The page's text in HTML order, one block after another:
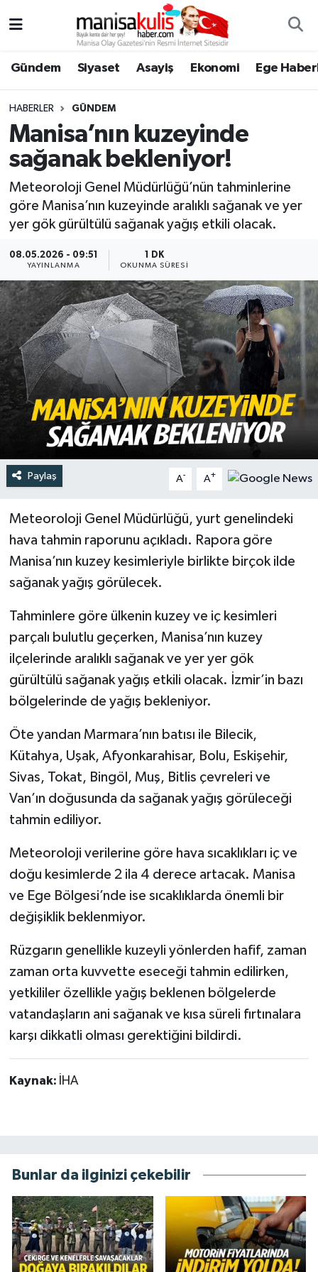
Gündem Siyaset Asayiş Ekonomi Ege
HABERLER GÜNDEM
Manisa’nın kuzeyinde
sağanak bekleniyor!
Meteoroloji Genel Müdürlüğü’nün tahminlerine
göre Manisa’nın kuzeyinde aralıklı sağanak ve yer
yer gök gürültülü sağanak yağış etkili olacak.
08.05.2026 - 09:51
YAYINLANMA
1 DK
OKUNMA SÜRESI
Paylaş A- A+
Meteoroloji Genel Müdürlüğü, yurt genelindeki
hava tahmin raporunu açıkladı. Rapora göre
Manisa’nın kuzey kesimleriyle birlikte birçok ilde
sağanak yağış görülecek.
Tahminlere göre ülkenin kuzey ve iç kesimleri
parçalı bulutlu geçerken, Manisa’nın kuzey
ilçelerinde aralıklı sağanak ve yer yer gök
gürültülü sağanak yağış etkili olacak. İzmir’in bazı
bölgelerinde de yağış bekleniyor.
Öte yandan Marmara’nın batısı ile Bilecik,
Kütahya, Uşak, Afyonkarahisar, Bolu, Eskişehir,
Sivas, Tokat, Bingöl, Muş, Bitlis çevreleri ve
Van’ın doğusunda da sağanak yağış görüleceği
tahmin ediliyor.
Meteoroloji verilerine göre hava sıcaklıkları iç ve
doğu kesimlerde 2 ila 4 derece artacak. Manisa
ve Ege Bölgesi’nde ise sıcaklıklarda önemli bir
değişiklik beklenmiyor.
Rüzgarın genellikle kuzeyli yönlerden hafif, zaman
zaman orta kuvvette eseceği tahmin edilirken,
yetkililer özellikle yağış beklenen bölgelerde
vatandaşların ani sağanak ve kısa süreli fırtınalara
karşı dikkatli olması gerektiğini bildirdi.
Kaynak: İHA
Bunlar da ilginizi çekebilir
Ege Haberleri
Ekonomi
Genel
Gündem
Resmi İlan
Siyaset
Spor
Türkiye
Yaşam
Yunusemre Hava Durumu
Yunusemre Trafik Yoğunluk Haritası
Süper Lig Puan Durumu ve Fikstür
Tüm Manşetler
Son Dakika Haberleri
Haber Arşivi